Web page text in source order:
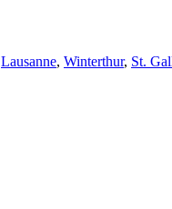
Lausanne, Winterthur, St.